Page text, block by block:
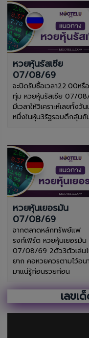
หวยหุ้นรัสเซีย
07/08/69
จะปิดรับซื้อเวลา22.00หรื
ทุ่ม หวยหุ้นรัสเซีย 07/
มีเวลาให้วิเคราะห์เลขทั้งวัน
หนึ่งในหุ้น3รัฐรอบดึกลุ้นกั
หวยหุ้นเยอรมัน
07/08/69
จากตลาดหลักทรัพย์แฟ
รงก์เฟิร์ต หวยหุ้นเยอรมัน
07/08/69 2ตัว3ตัวเล่น
ยาก คอหวยควรตามไว้อน
มาแน่รู้ก่อนรวยก่อน
เลขเ